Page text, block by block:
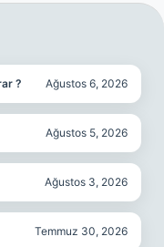
? Ağustos 6, 2026
Ağustos 5, 2026
Ağustos 3, 2026
Temmuz 30, 2026